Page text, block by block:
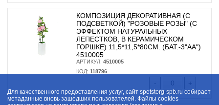
КОМПОЗИЦИЯ ДЕКОРАТИВНАЯ (С
ПОДСВЕТКОЙ) "РОЗОВЫЕ РОЗЫ" (С
ЭФФЕКТОМ НАТУРАЛЬНЫХ
ЛЕПЕСТКОВ, В КЕРАМИЧЕСКОМ
ГОРШКЕ) 11,5*11,5*80СМ. (БАТ.-3"AA")
4510005
АРТИКУЛ: 4510005
КОД: 118796
- +
минимум:1 шт
Для качественного предоставления услуг, сайт spetstorg-spb.ru собирает
метаданные вновь зашедших пользователей. Файлы cookies